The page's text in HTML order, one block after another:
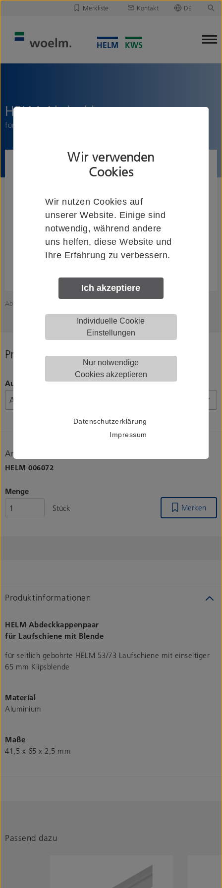
Wir verwenden
Cookies
Wir nutzen Cookies auf
unserer Website. Einige sind
notwendig, während andere
uns helfen, diese Website und
Ihre Erfahrung zu verbessern.
Ich akzeptiere
Individuelle Cookie
Einstellungen
Nur notwendige
Cookies akzeptieren
Datenschutzerklärung
Impressum
Merkliste Kontakt DE
HELM Abdeckkappenpaar
für Laufschiene mit Blende
Abbildung zeigt HELM 006072
Produkt konfigurieren
Ausführung
Artikelnummer
HELM006072
Menge
Stück
Merken
Produktinformationen
HELM Abdeckkappenpaar
für Laufschiene mit Blende
für seitlich gebohrte HELM 53/73 Laufschiene mit einseitiger
65 mm Klipsblende
Material
Aluminium
Maße
41,5 x 65 x 2,5 mm
Passend dazu